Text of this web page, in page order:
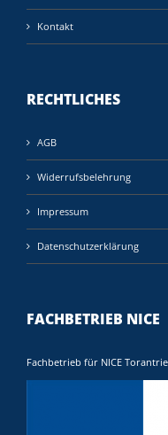
Kontakt
RECHTLICHES
AGB
Widerrufsbelehrung
Impressum
Datenschutzerklärung
FACHBETRIEB NICE
Fachbetrieb für NICE